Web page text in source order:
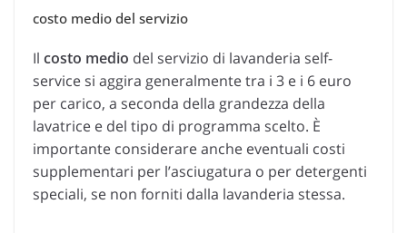
costo medio del servizio
Il costo medio del servizio di lavanderia self-
service si aggira generalmente tra i 3 e i 6 euro
per carico, a seconda della grandezza della
lavatrice e del tipo di programma scelto. È
importante considerare anche eventuali costi
supplementari per l’asciugatura o per detergenti
speciali, se non forniti dalla lavanderia stessa.